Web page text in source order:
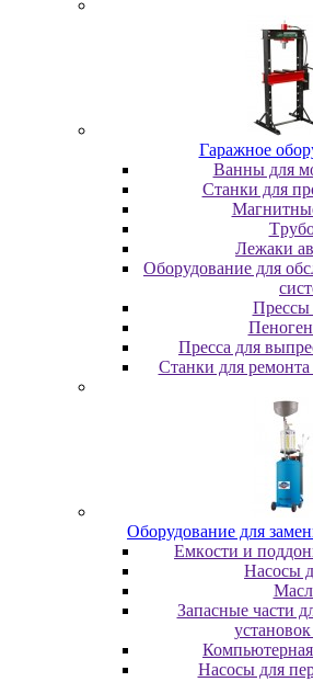
Гapaжнoe
Baнны для
Cтaнки для
Лeжaки
Оборудование для
Пpeccы
Пресса для
Станки для ремонта
Oбopудoвaниe для
Eмкocти и
Hacocы
Запасные части
Компьютерная
Насосы для